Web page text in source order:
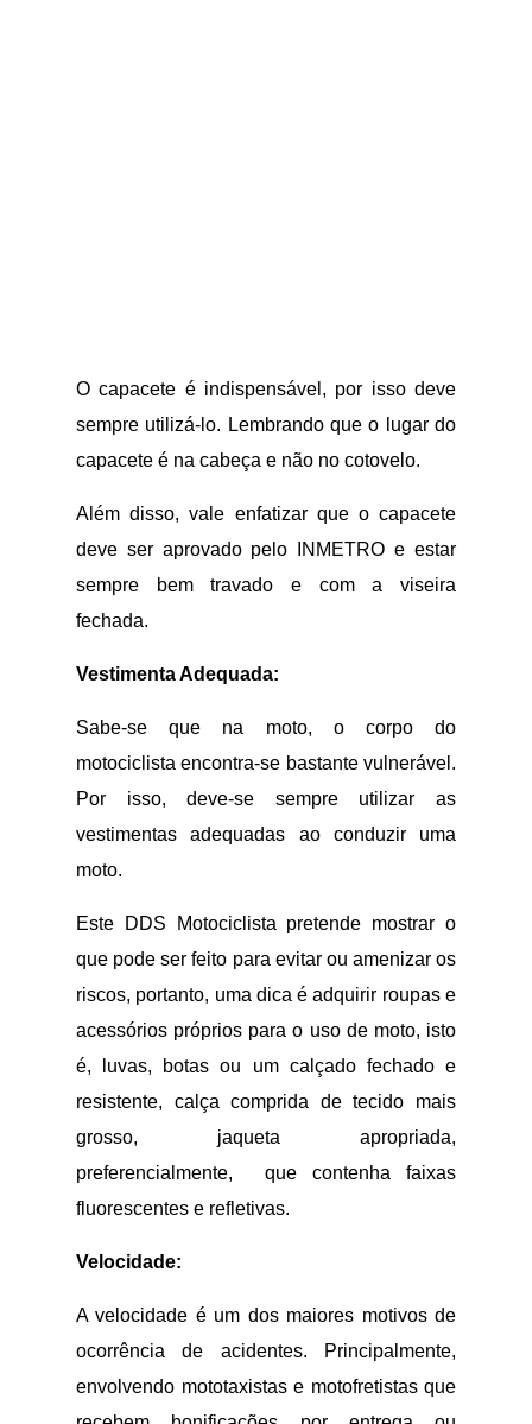
O capacete é indispensável, por isso deve
sempre utilizá-lo. Lembrando que o lugar do
capacete é na cabeça e não no cotovelo.
Além disso, vale enfatizar que o capacete
deve ser aprovado pelo INMETRO e estar
sempre bem travado e com a viseira
fechada.
Vestimenta Adequada:
Sabe-se que na moto, o corpo do
motociclista encontra-se bastante vulnerável.
Por isso, deve-se sempre utilizar as
vestimentas adequadas ao conduzir uma
moto.
Este DDS Motociclista pretende mostrar o
que pode ser feito para evitar ou amenizar os
riscos, portanto, uma dica é adquirir roupas e
acessórios próprios para o uso de moto, isto
é, luvas, botas ou um calçado fechado e
resistente, calça comprida de tecido mais
grosso, jaqueta apropriada,
preferencialmente, que contenha faixas
fluorescentes e refletivas.
Velocidade:
A velocidade é um dos maiores motivos de
ocorrência de acidentes. Principalmente,
envolvendo mototaxistas e motofretistas que